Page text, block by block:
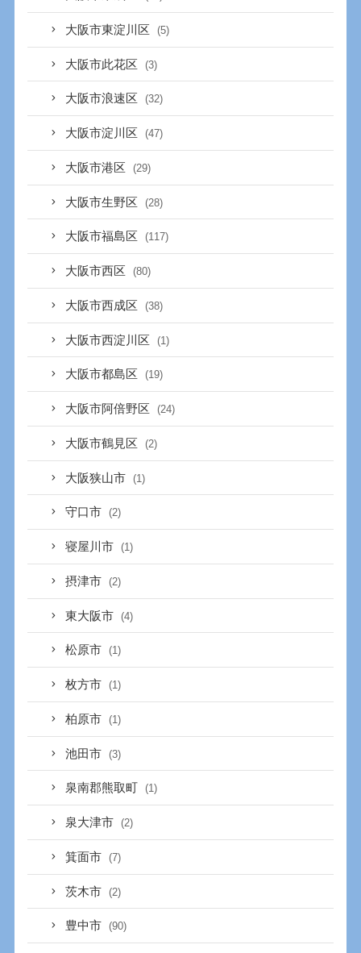
大阪市東淀川区 (5)
大阪市此花区 (3)
大阪市浪速区 (32)
大阪市淀川区 (47)
大阪市港区 (29)
大阪市生野区 (28)
大阪市福島区 (117)
大阪市西区 (80)
大阪市西成区 (38)
大阪市西淀川区 (1)
大阪市都島区 (19)
大阪市阿倍野区 (24)
大阪市鶴見区 (2)
大阪狭山市 (1)
守口市 (2)
寝屋川市 (1)
摂津市 (2)
東大阪市 (4)
松原市 (1)
枚方市 (1)
柏原市 (1)
池田市 (3)
泉南郡熊取町 (1)
泉大津市 (2)
箕面市 (7)
茨木市 (2)
豊中市 (90)